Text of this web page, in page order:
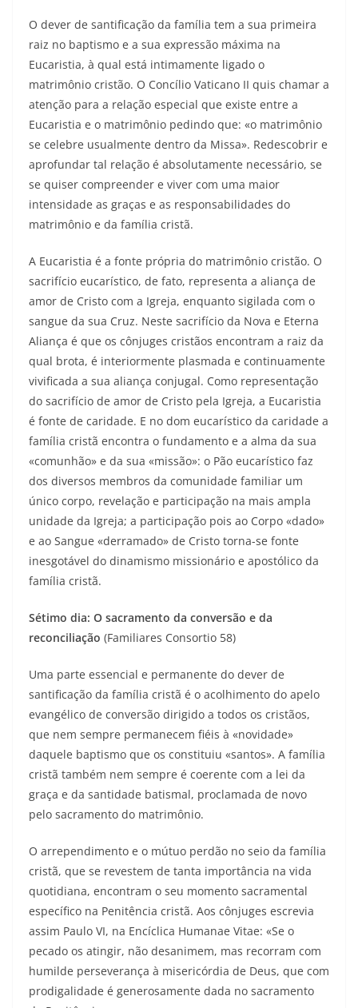
O dever de santificação da família tem a sua primeira
raiz no baptismo e a sua expressão máxima na
Eucaristia, à qual está intimamente ligado o
matrimônio cristão. O Concílio Vaticano II quis chamar a
atenção para a relação especial que existe entre a
Eucaristia e o matrimônio pedindo que: «o matrimônio
se celebre usualmente dentro da Missa». Redescobrir e
aprofundar tal relação é absolutamente necessário, se
se quiser compreender e viver com uma maior
intensidade as graças e as responsabilidades do
matrimônio e da família cristã.
A Eucaristia é a fonte própria do matrimônio cristão. O
sacrifício eucarístico, de fato, representa a aliança de
amor de Cristo com a Igreja, enquanto sigilada com o
sangue da sua Cruz. Neste sacrifício da Nova e Eterna
Aliança é que os cônjuges cristãos encontram a raiz da
qual brota, é interiormente plasmada e continuamente
vivificada a sua aliança conjugal. Como representação
do sacrifício de amor de Cristo pela Igreja, a Eucaristia
é fonte de caridade. E no dom eucarístico da caridade a
família cristã encontra o fundamento e a alma da sua
«comunhão» e da sua «missão»: o Pão eucarístico faz
dos diversos membros da comunidade familiar um
único corpo, revelação e participação na mais ampla
unidade da Igreja; a participação pois ao Corpo «dado»
e ao Sangue «derramado» de Cristo torna-se fonte
inesgotável do dinamismo missionário e apostólico da
família cristã.
Sétimo dia: O sacramento da conversão e da
reconciliação (Familiares Consortio 58)
Uma parte essencial e permanente do dever de
santificação da família cristã é o acolhimento do apelo
evangélico de conversão dirigido a todos os cristãos,
que nem sempre permanecem fiéis à «novidade»
daquele baptismo que os constituiu «santos». A família
cristã também nem sempre é coerente com a lei da
graça e da santidade batismal, proclamada de novo
pelo sacramento do matrimônio.
O arrependimento e o mútuo perdão no seio da família
cristã, que se revestem de tanta importância na vida
quotidiana, encontram o seu momento sacramental
específico na Penitência cristã. Aos cônjuges escrevia
assim Paulo VI, na Encíclica Humanae Vitae: «Se o
pecado os atingir, não desanimem, mas recorram com
humilde perseverança à misericórdia de Deus, que com
prodigalidade é generosamente dada no sacramento